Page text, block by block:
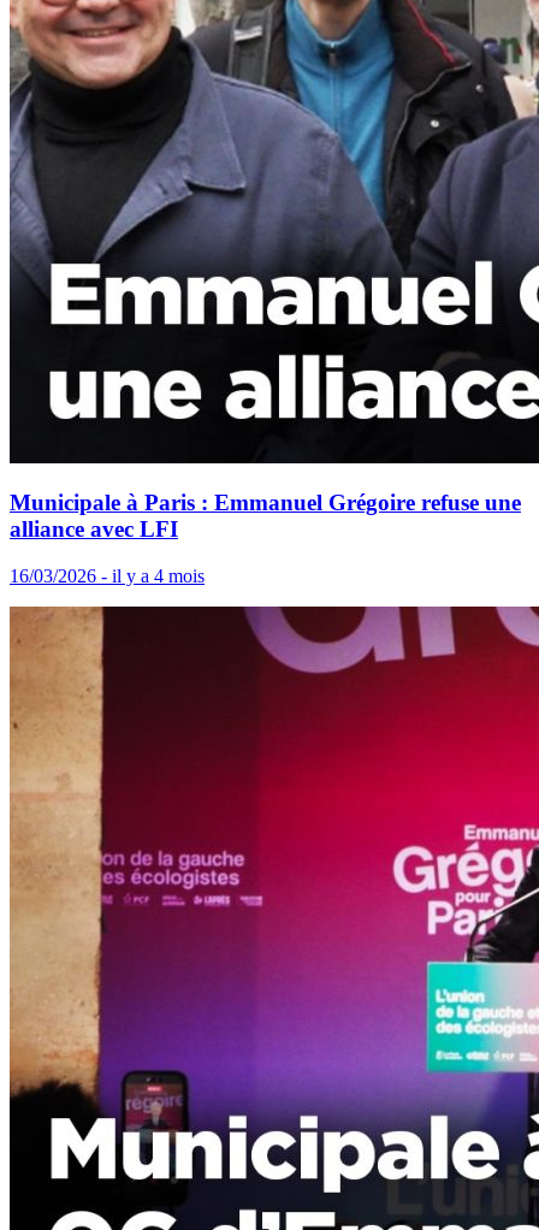
Municipale à Paris : Emmanuel Grégoire refuse une
alliance avec LFI
16/03/2026 - il y a 4 mois